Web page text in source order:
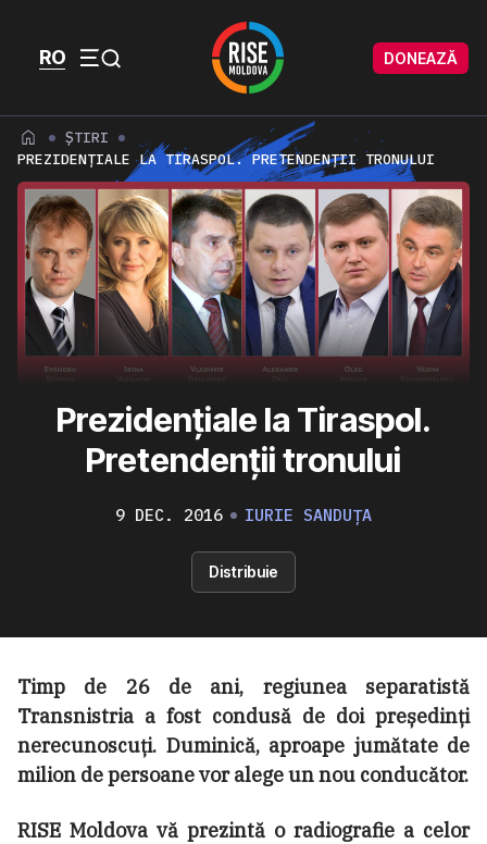
RO
DONEAZĂ
ȘTIRI
PREZIDENȚIALE LA TIRASPOL. PRETENDENȚII TRONULUI
Prezidențiale la Tiraspol.
Pretendenții tronului
9 DEC. 2016 IURIE SANDUȚA
Distribuie
Timp de 26 de ani, regiunea separatistă
Transnistria a fost condusă de doi președinți
nerecunoscuți. Duminică, aproape jumătate de
milion de persoane vor alege un nou conducător.
RISE Moldova vă prezintă o radiografie a celor